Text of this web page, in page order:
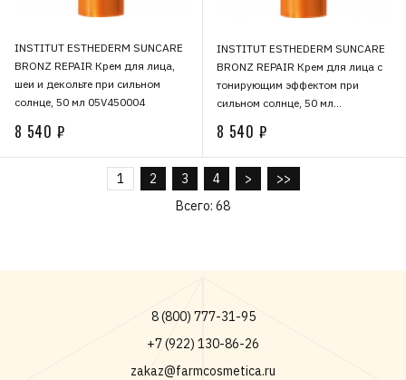
INSTITUT ESTHEDERM SUNCARE
BRONZ REPAIR Крем для лица,
шеи и декольте при сильном
солнце, 50 мл 05V450004
8 540 ₽
INSTITUT ESTHEDERM SUNCARE
BRONZ REPAIR Крем для лица c
тонирующим эффектом при
сильном солнце, 50 мл
8 540 ₽
1 2 3 4 >
>>
Всего: 68
8 (800) 777-31-95
+7 (922) 130-86-26
zakaz@farmcosmetica.ru